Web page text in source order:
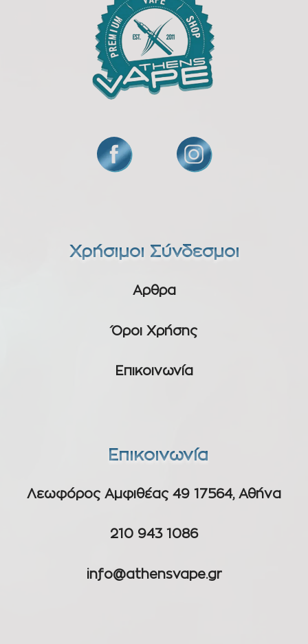
Χρήσιμοι Σύνδεσμοι
Αρθρα
Όροι Χρήσης
Επικοινωνία
Επικοινωνία
Λεωφόρος Αμφιθέας 49 17564, Αθήνα
210 943 1086
info@athensvape.gr